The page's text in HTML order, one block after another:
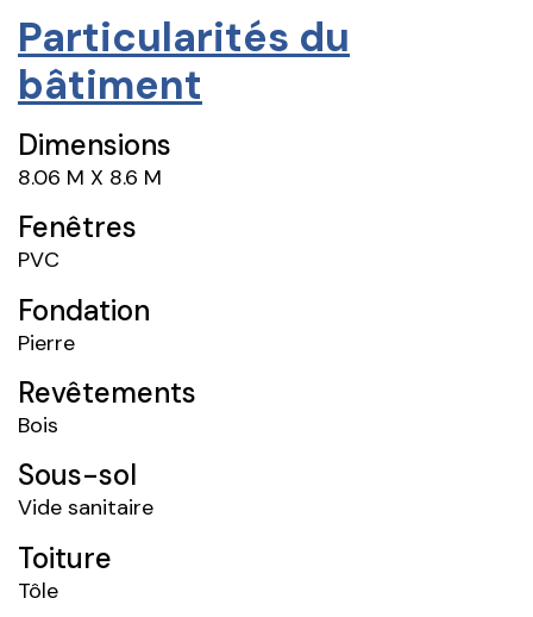
Particularités du
bâtiment
Dimensions
8.06 M X 8.6 M
Fenêtres
PVC
Fondation
Pierre
Revêtements
Bois
Sous-sol
Vide sanitaire
Toiture
Tôle